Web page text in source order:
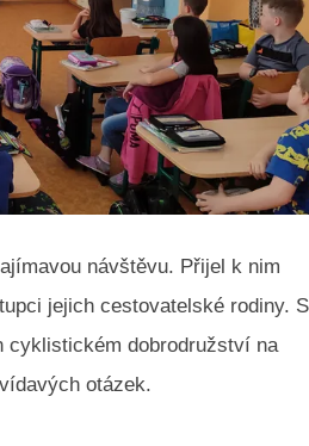
návštěvu. Přijel k nim
jejich cestovatelské rodiny.
cyklistickém dobrodružství na
otázek.